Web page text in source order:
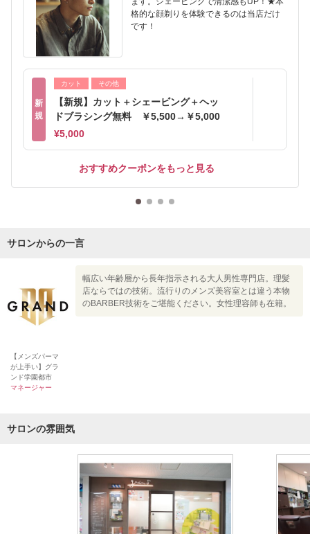
格的な顔剃りを体験できるのは当店だけ
です！
新
規
カット その他
【新規】カット＋シェービング＋ヘッ
ドブラシング無料 ￥5,500→￥5,000
¥5,000
おすすめクーポンをもっと見る
サロンからの一言
【メンズパーマ
が上手い】グラ
ンド学園都市
マネージャー
幅広い年齢層から長年指示される大人男性専門店。理髪
店ならではの技術。流行りのメンズ美容室とは違う本物
のBARBER技術をご堪能ください。女性理容師も在籍。
サロンの雰囲気